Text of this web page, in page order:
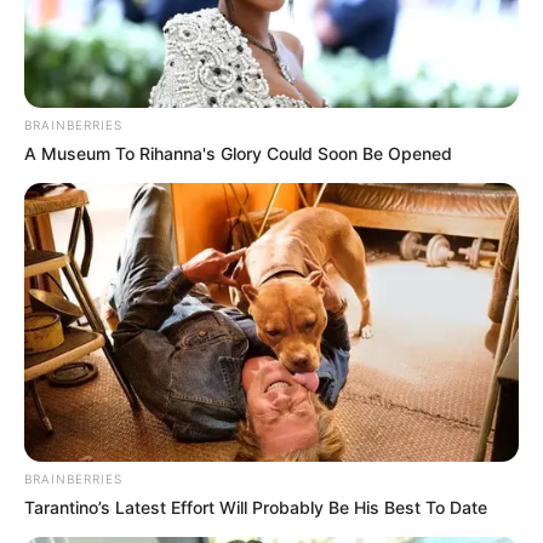
Hirdetés
Nem azért, mert a két fél azonos felelősséget visel
a háborúért. Nem azért, mert el kellene felejteni,
hogy Oroszország indította el a teljes körű inváziót
2022-ben. Nem azért, mert bármit igazolni kellene
Oroszország háborújából. Hanem azért, mert a civil
élet értéke nem attól függ, hogy ki melyik oldalon
él.
Egy halott ukrán gyermek halott gyermek.
És egy halott orosz, luhanszki vagy orosz
ellenőrzés alatt élő gyermek is halott gyermek.
Nem geopolitikai lábjegyzet. Nem kommunikációs
kellemetlenség. Nem relativizálható veszteség.
BRAINBERRIES
A Museum To Rihanna's Glory Could Soon Be Opened
BRAINBERRIES
Tarantino’s Latest Effort Will Probably Be His Best To Date